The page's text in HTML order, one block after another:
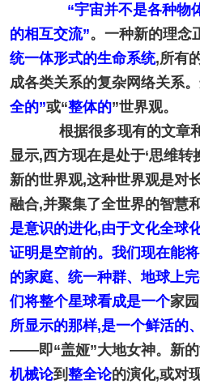
“宇宙并不是各种物
的相互交流”。一种新的理念
统一体形式的生命系统,所有
成各类关系的复杂网络关系
全的”或“整体的”世界观。
根据很多现有的文章
显示,西方现在是处于‘思维转
新的世界观,这种世界观是对
融合,并聚集了全世界的智慧
是意识的进化,由于文化全球
证明是空前的。我们现在能
的家庭、统一种群、地球上
们将整个星球看成是一个家园
所显示的那样,是一个鲜活的
——即“盖娅”大地女神。新
机械论到 整全论的演化,或对